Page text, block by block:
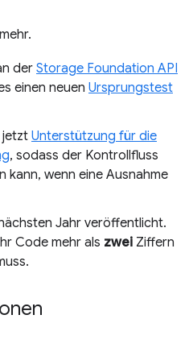
der Storage Foundation API
einen neuen Ursprungstest
jetzt Unterstützung für die
, sodass der Kontrollfluss
kann, wenn eine Ausnahme
Jahr veröffentlicht.
Code mehr als zwei Ziffern